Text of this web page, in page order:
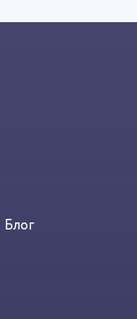
Блог